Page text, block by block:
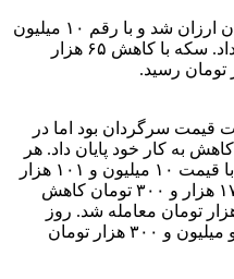
روز گذشته ربع‌ سکه ۱۰۰ هزار تومان ارزان شد و با رقم ۱۰ میلیون
و ۱۰۰ هزار تومان به کار خود پایان داد. سکه با کاهش ۶۵ هزار
قیمت سرگردان بود اما در
به کار خود پایان داد. هر
مثقال طلا با ۷۳ هزار تومان کاهش با قیمت ۱۰ میلیون و ۱۰۱ هزار
تومان معامله شد. هر گرم طلا نیز ۱۷ هزار و ۳۰۰ تومان کاهش
و با قیمت دو میلیون و ۳۳۲ هزار تومان معامله شد. روز
گذشته طلای دست دوم به قیمت دو میلیون و ۳۰۰ هزار تومان